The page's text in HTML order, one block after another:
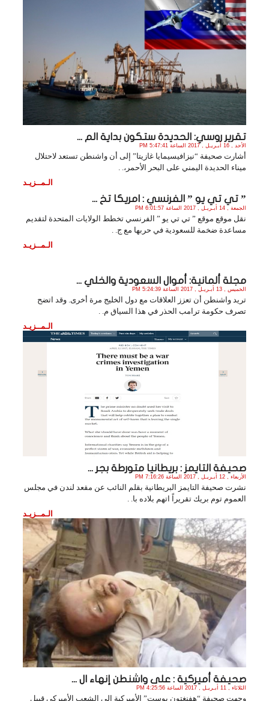
تقرير روسي: الحديدة ستكون بداية الم ...
الأحد , 16 أبـريـل , 2017 الساعة 5:47:41 PM
أشارت صحيفة “نيزافيسيمايا غازيتا” إلى أن واشنطن تستعد لاحتلال
ميناء الحديدة اليمني على البحر الأحمر،. .
الـمــزيـد
” تي تي يو ” الفرنسي : امريكا تخ ...
الجمعة , 14 أبـريـل , 2017 الساعة 6:01:57 PM
نقل موقع موقع ” تي تي يو ” الفرنسي تخطط الولايات المتحدة لتقديم
مساعدة ضخمة للسعودية في حربها مع ج. .
الـمــزيـد
مجلة ألمانية: أموال السعودية والخلي ...
الخميس , 13 أبـريـل , 2017 الساعة 5:24:39 PM
تريد واشنطن أن تعزز العلاقات مع دول الخليج مرة أخرى. وقد اتضح
تصرف حكومة ترامب الحذر في هذا السياق م. .
الـمــزيـد
صحيفة التايمز : بريطانيا متورطة بجر ...
الأربعاء , 12 أبـريـل , 2017 الساعة 7:16:26 PM
نشرت صحيفة التايمز البريطانية بقلم النائب عن مقعد لندن في مجلس
العموم توم بريك تقريراً اتهم بلاده با. .
الـمــزيـد
صحيفة أميركية : على واشنطن إنهاء ال ...
الثلاثاء , 11 أبـريـل , 2017 الساعة 4:25:56 PM
وجهت صحيفة “هفنغتون بوست” الأميركية إلى الشعب الأميركي قبيل